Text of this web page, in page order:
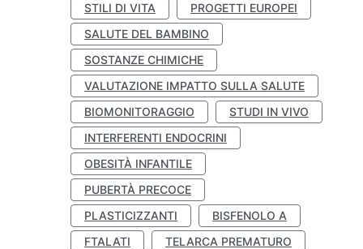
STILI DI VITA
PROGETTI EUROPEI
SALUTE DEL BAMBINO
SOSTANZE CHIMICHE
VALUTAZIONE IMPATTO SULLA SALUTE
BIOMONITORAGGIO
STUDI IN VIVO
INTERFERENTI ENDOCRINI
OBESITÀ INFANTILE
PUBERTÀ PRECOCE
PLASTICIZZANTI
BISFENOLO A
FTALATI
TELARCA PREMATURO